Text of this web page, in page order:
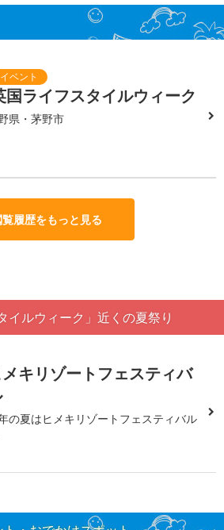
国ライフスタイルウィーク
県・茅野市
履歴をもっと見る
イルウィーク」近くの夏祭り
メキリゾートフェスティバ
の夏はヒメキリゾートフェスティバル